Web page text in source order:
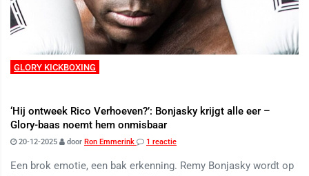
GLORY KICKBOXING
‘Hij ontweek Rico Verhoeven?’: Bonjasky krijgt alle eer –
Glory-baas noemt hem onmisbaar
20-12-2025 door Ron Emmerink 1 reactie
Een brok emotie, een bak erkenning. Remy Bonjasky wordt op